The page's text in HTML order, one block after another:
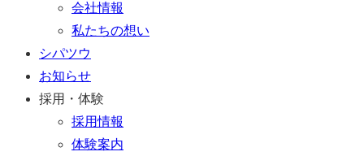
会社情報
私たちの想い
シパツウ
お知らせ
採用・体験
採用情報
体験案内